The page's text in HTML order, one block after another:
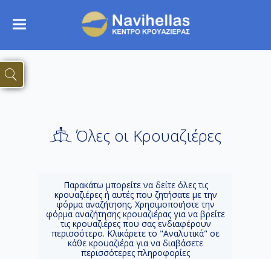
Όλες οι Κρουαζιέρες
Παρακάτω μπορείτε να δείτε όλες τις
κρουαζιέρες ή αυτές που ζητήσατε με την
φόρμα αναζήτησης. Χρησιμοποιήστε την
φόρμα αναζήτησης κρουαζιέρας για να βρείτε
τις κρουαζιέρες που σας ενδιαφέρουν
περισσότερο. Κλικάρετε το "Αναλυτικά" σε
κάθε κρουαζιέρα για να διαβάσετε
περισσότερες πληροφορίες